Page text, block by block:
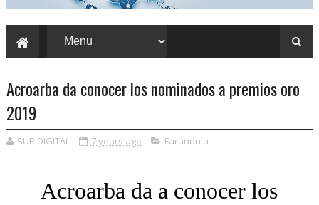
Acroarba da conocer los nominados a premios oro
2019
SUR DIGITAL 7 years ago Farándula
Acroarba da a conocer los